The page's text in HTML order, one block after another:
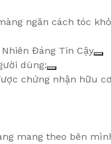
ngăn cách tóc
Đáng Tin Cậy
dùng:
chứng nhận hữu
mang theo bên